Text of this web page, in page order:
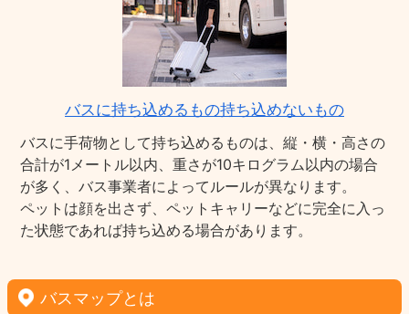
バスに持ち込めるもの持ち込めないもの
バスに手荷物として持ち込めるものは、縦・横・高さの
合計が1メートル以内、重さが10キログラム以内の場合
が多く、バス事業者によってルールが異なります。
ペットは顔を出さず、ペットキャリーなどに完全に入っ
た状態であれば持ち込める場合があります。
バスマップとは